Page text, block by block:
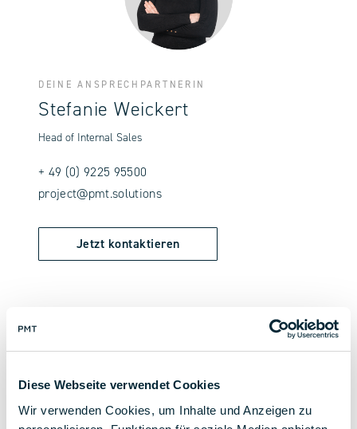
Diese Webseite verwendet Cookies
Wir verwenden Cookies, um Inhalte und Anzeigen zu
DEINE ANSPRECHPARTNERIN
Stefanie Weickert
Head of Internal Sales
+ 49 (0) 9225 95500
project@pmt.solutions
Jetzt kontaktieren